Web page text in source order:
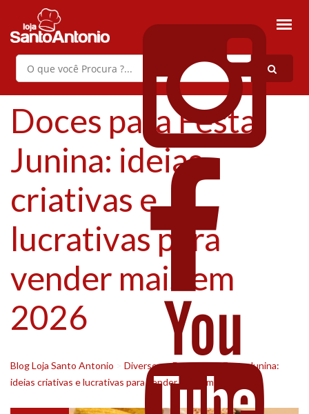
Doces para Festa
Junina: ideias
criativas e
lucrativas para
vender mais em
2026
Blog Loja Santo Antonio Diversos>Doces para Festa Junina:
ideias criativas e lucrativas para vender mais em 2026